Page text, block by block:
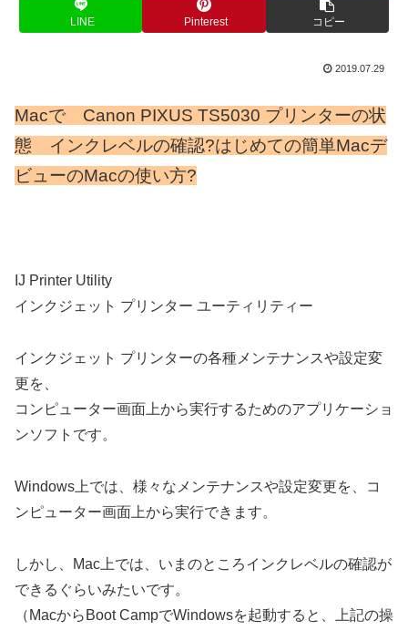
LINE Pinterest コピー
2019.07.29
Macで Canon PIXUS TS5030 プリンターの状
態 インクレベルの確認?はじめての簡単Macデ
ビューのMacの使い方?
IJ Printer Utility
インクジェット プリンター ユーティリティー
インクジェット プリンターの各種メンテナンスや設定変
更を、
コンピューター画面上から実行するためのアプリケーショ
ンソフトです。
Windows上では、様々なメンテナンスや設定変更を、コ
ンピューター画面上から実行できます。
しかし、Mac上では、いまのところインクレベルの確認が
できるぐらいみたいです。
（MacからBoot CampでWindowsを起動すると、上記の操